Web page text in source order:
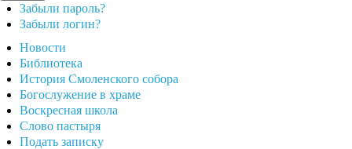
Забыли пароль?
Забыли логин?
Новости
Библиотека
История Смоленского собора
Богослужение в храме
Воскресная школа
Слово пастыря
Подать записку